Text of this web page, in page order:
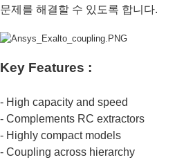
문제를 해결할 수 있도록 합니다.
Key Features :
- High capacity and speed
- Complements RC extractors
- Highly compact models
- Coupling across hierarchy